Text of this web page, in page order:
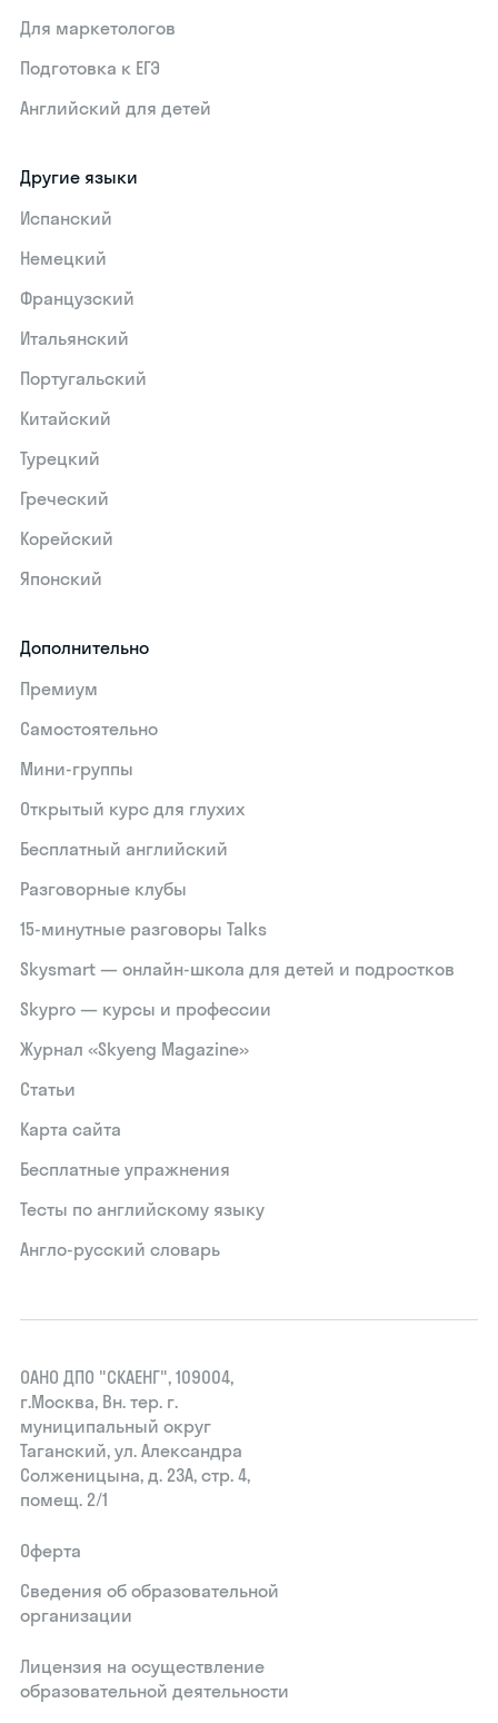
Для маркетологов
Подготовка к ЕГЭ
Английский для детей
Другие языки
Испанский
Немецкий
Французский
Итальянский
Португальский
Китайский
Турецкий
Греческий
Корейский
Японский
Дополнительно
Премиум
Самостоятельно
Мини-группы
Открытый курс для глухих
Бесплатный английский
Разговорные клубы
15‑минутные разговоры Talks
Skysmart — онлайн-школа для детей и подростков
Skypro — курсы и профессии
Журнал «Skyeng Magazine»
Статьи
Карта сайта
Бесплатные упражнения
Тесты по английскому языку
Англо-русский словарь
ОАНО ДПО "СКАЕНГ", 109004,
г.Москва, Вн. тер. г.
муниципальный округ
Таганский, ул. Александра
Солженицына, д. 23А, стр. 4,
помещ. 2/1
Оферта
Сведения об образовательной
организации
Лицензия на осуществление
образовательной деятельности